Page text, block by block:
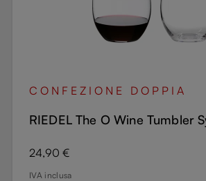
CONFEZIONE DOPPIA
RIEDEL The O Wine Tumbler
Prezzo normale:
24,90 €
IVA inclusa